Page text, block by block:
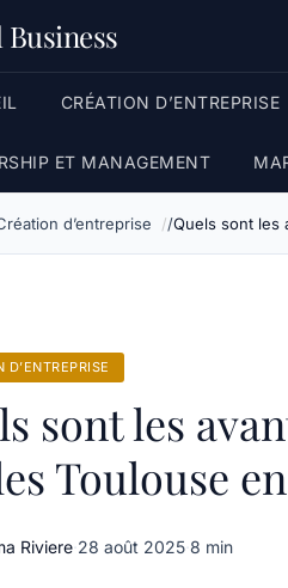
Business
CRÉATION D’ENTREPRISE
ET MANAGEMENT
d’entreprise Quels sont les
D’ENTREPRISE
sont les
Toulouse
Riviere·28 août 2025·8 min